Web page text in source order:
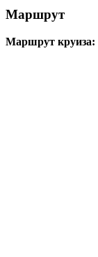
Маршрут
Маршрут круиза: